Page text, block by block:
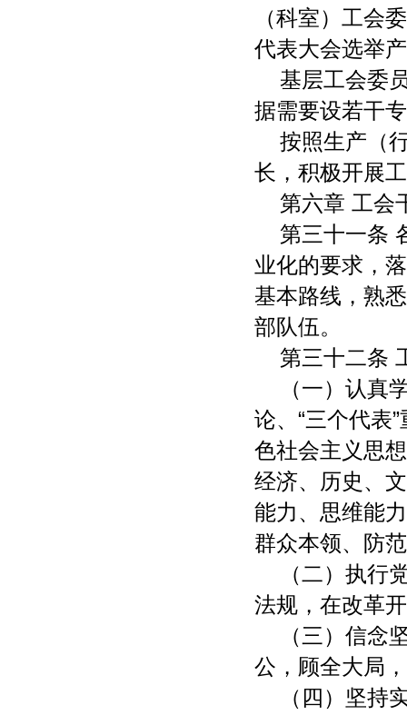
（科室）工会
代表大会选举
基层工会委
据需要设若干
按照生产（
长，积极开展
第六章 工会
第三十一条
业化的要求，
基本路线，熟
部队伍。
第三十二条
（一）认真
论、“三个代表
色社会主义思
经济、历史、
能力、思维能
群众本领、防
（二）执行
法规，在改革
（三）信念
公，顾全大局
（四）坚持